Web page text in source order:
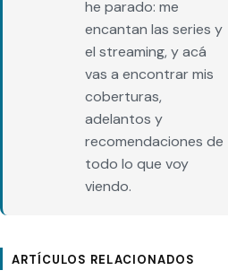
he parado: me
encantan las series y
el streaming, y acá
vas a encontrar mis
coberturas,
adelantos y
recomendaciones de
todo lo que voy
viendo.
ARTÍCULOS RELACIONADOS